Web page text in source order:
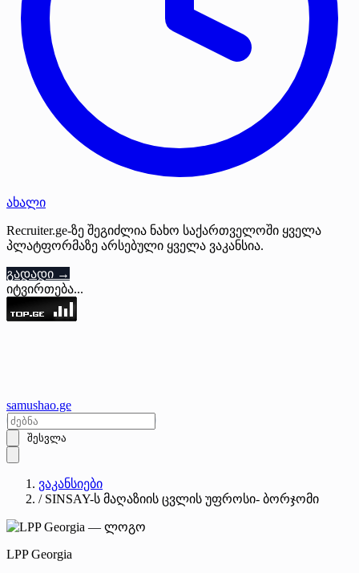
ახალი
Recruiter.ge-ზე შეგიძლია ნახო საქართველოში ყველა
პლატფორმაზე არსებული ყველა ვაკანსია.
გადადი →
იტვირთება...
samushao.ge
შესვლა
ვაკანსიები
/ SINSAY-ს მაღაზიის ცვლის უფროსი- ბორჯომი
LPP Georgia